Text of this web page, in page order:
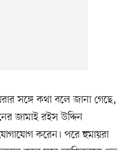
সঙ্গে কথা বলে জানা গেছে,
জামাই রইস উদ্দিন
করেন। পরে হুমায়রা